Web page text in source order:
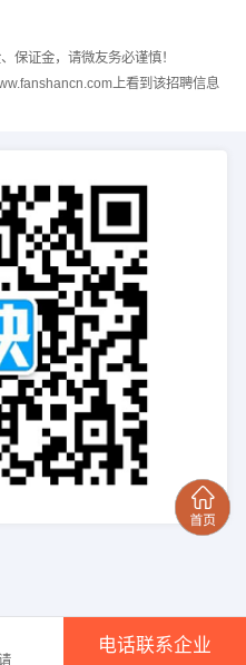
保证金，请微友务必谨慎！
上看到该招聘信息
电话联系企业